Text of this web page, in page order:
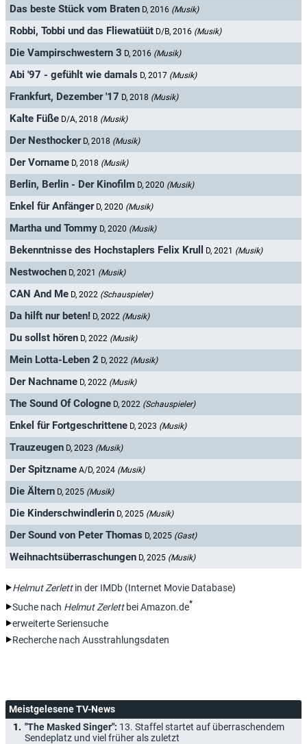
Das beste Stück vom Braten D, 2016 (Musik)
Robbi, Tobbi und das Fliewatüüt D/B, 2016 (Musik)
Die Vampirschwestern 3 D, 2016 (Musik)
Abi '97 - gefühlt wie damals D, 2017 (Musik)
Frankfurt, Dezember '17 D, 2018 (Musik)
Kalte Füße D/A, 2018 (Musik)
Der Nesthocker D, 2018 (Musik)
Der Vorname D, 2018 (Musik)
Berlin, Berlin - Der Kinofilm D, 2020 (Musik)
Enkel für Anfänger D, 2020 (Musik)
Martha und Tommy D, 2020 (Musik)
Bekenntnisse des Hochstaplers Felix Krull D, 2021 (Musik)
Nestwochen D, 2021 (Musik)
CAN And Me D, 2022 (Schauspieler)
Da hilft nur beten! D, 2022 (Musik)
Du sollst hören D, 2022 (Musik)
Mein Lotta-Leben 2 D, 2022 (Musik)
Der Nachname D, 2022 (Musik)
The Sound Of Cologne D, 2022 (Schauspieler)
Enkel für Fortgeschrittene D, 2023 (Musik)
Trauzeugen D, 2023 (Musik)
Der Spitzname A/D, 2024 (Musik)
Die Ältern D, 2025 (Musik)
Die Kinderschwindlerin D, 2025 (Musik)
Der Sound von Peter Thomas D, 2025 (Gast)
Weihnachtsüberraschungen D, 2025 (Musik)
Helmut Zerlettin der IMDb (Internet Movie Database)
Suche nach Helmut Zerlettbei Amazon.de*
erweiterte Seriensuche
Recherche nach Ausstrahlungsdaten
Meistgelesene TV-News
"The Masked Singer": 13. Staffel startet auf überraschendem
Sendeplatz und viel früher als zuletzt